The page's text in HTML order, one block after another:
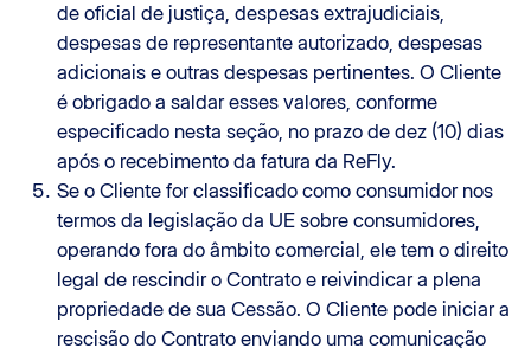
de oficial de justiça, despesas extrajudiciais,
despesas de representante autorizado, despesas
adicionais e outras despesas pertinentes. O Cliente
é obrigado a saldar esses valores, conforme
especificado nesta seção, no prazo de dez (10) dias
após o recebimento da fatura da ReFly.
Se o Cliente for classificado como consumidor nos
termos da legislação da UE sobre consumidores,
operando fora do âmbito comercial, ele tem o direito
legal de rescindir o Contrato e reivindicar a plena
propriedade de sua Cessão. O Cliente pode iniciar a
rescisão do Contrato enviando uma comunicação